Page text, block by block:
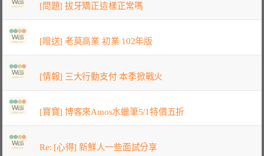
[問題] 拔牙矯正這樣正常嗎
[贈送] 老莫高業 初業 102年版
[情報] 三大行動支付 本季掀戰火
[寶寶] 博客來Amos水蠟筆5/1特價五折
Re: [心得] 新鮮人一些面試分享